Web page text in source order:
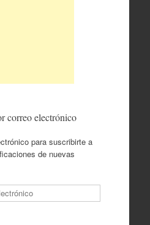
correo electrónico
para suscribirte a
de nuevas